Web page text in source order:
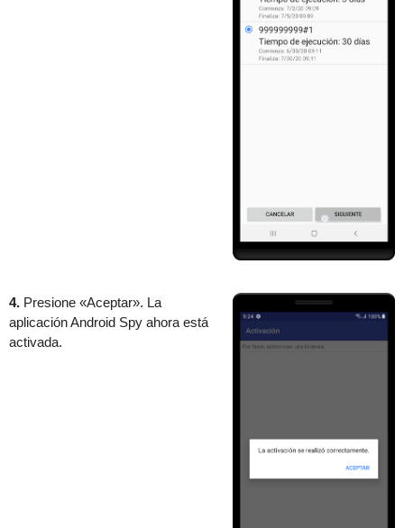
4. Presione «Aceptar». La
aplicación Android Spy ahora está
activada.